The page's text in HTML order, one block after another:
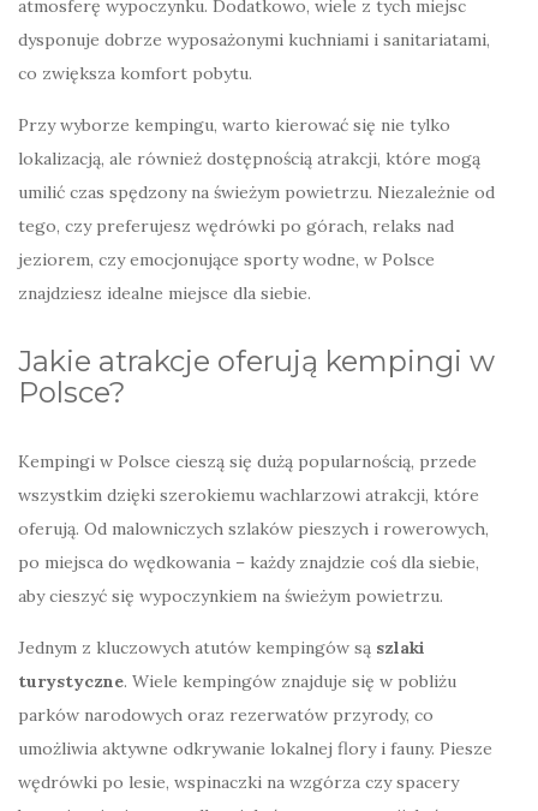
atmosferę wypoczynku. Dodatkowo, wiele z tych miejsc
dysponuje dobrze wyposażonymi kuchniami i sanitariatami,
co zwiększa komfort pobytu.
Przy wyborze kempingu, warto kierować się nie tylko
lokalizacją, ale również dostępnością atrakcji, które mogą
umilić czas spędzony na świeżym powietrzu. Niezależnie od
tego, czy preferujesz wędrówki po górach, relaks nad
jeziorem, czy emocjonujące sporty wodne, w Polsce
znajdziesz idealne miejsce dla siebie.
Jakie atrakcje oferują kempingi w
Polsce?
Kempingi w Polsce cieszą się dużą popularnością, przede
wszystkim dzięki szerokiemu wachlarzowi atrakcji, które
oferują. Od malowniczych szlaków pieszych i rowerowych,
po miejsca do wędkowania – każdy znajdzie coś dla siebie,
aby cieszyć się wypoczynkiem na świeżym powietrzu.
Jednym z kluczowych atutów kempingów są szlaki
turystyczne. Wiele kempingów znajduje się w pobliżu
parków narodowych oraz rezerwatów przyrody, co
umożliwia aktywne odkrywanie lokalnej flory i fauny. Piesze
wędrówki po lesie, wspinaczki na wzgórza czy spacery